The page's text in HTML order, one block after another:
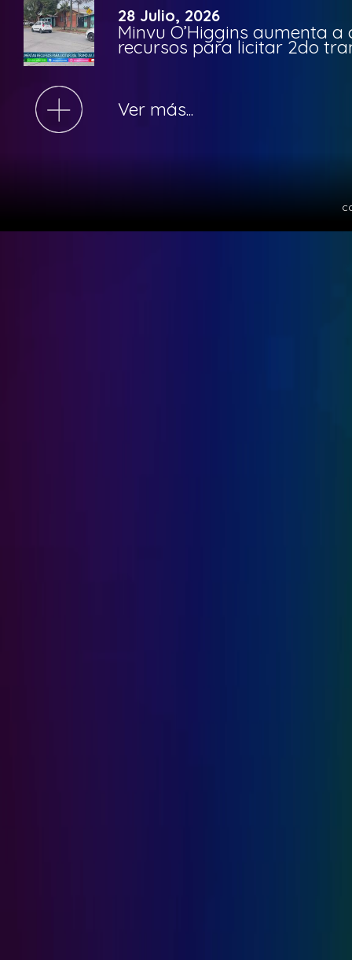
28 Julio, 2026
Minvu O’Higgins aumenta a
recursos para licitar 2do
Ver más...